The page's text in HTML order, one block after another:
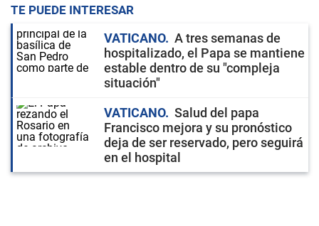
TE PUEDE INTERESAR
VATICANO
A tres semanas de
hospitalizado, el Papa se mantiene
estable dentro de su "compleja
situación"
VATICANO
Salud del papa
Francisco mejora y su pronóstico
deja de ser reservado, pero seguirá
en el hospital